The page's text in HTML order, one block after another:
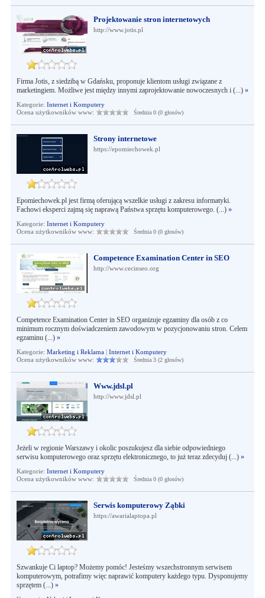
Projektowanie stron internetowych
http://www.jotis.pl
Firma Jotis, z siedzibą w Gdańsku, proponuje klientom usługi związane z
marketingiem. Możliwe jest między innymi zaprojektowanie nowoczesnych i (...) »
Kategorie: Internet i Komputery
Ocena użytkowników www:
Średnia 0 (0 głosów)
Strony internetowe
https://epomiechowek.pl
Epomiechowek.pl jest firmą oferującą wszelkie usługi z zakresu informatyki.
Fachowi eksperci zajmą się naprawą Państwa sprzętu komputerowego. (...) »
Kategorie: Internet i Komputery
Ocena użytkowników www:
Średnia 0 (0 głosów)
Competence Examination Center in SEO
http://www.cecinseo.org
Competence Examination Center in SEO organizuje egzaminy dla osób z co
minimum rocznym doświadczeniem zawodowym w pozycjonowaniu stron. Celem
egzaminu (...) »
Kategorie: Marketing i Reklama| Internet i Komputery
Ocena użytkowników www:
Średnia 3 (2 głosów)
Www.jdsl.pl
http://www.jdsl.pl
Jeżeli w regionie Warszawy i okolic poszukujesz dla siebie odpowiedniego
serwisu komputerowego oraz sprzętu elektronicznego, to już teraz zdecyduj (...) »
Kategorie: Internet i Komputery
Ocena użytkowników www:
Średnia 0 (0 głosów)
Serwis komputerowy Ząbki
https://awarialaptopa.pl
Szwankuje Ci laptop? Możemy pomóc! Jesteśmy wszechstronnym serwisem
komputerowym, potrafimy więc naprawić komputery każdego typu. Dysponujemy
sprzętem (...) »